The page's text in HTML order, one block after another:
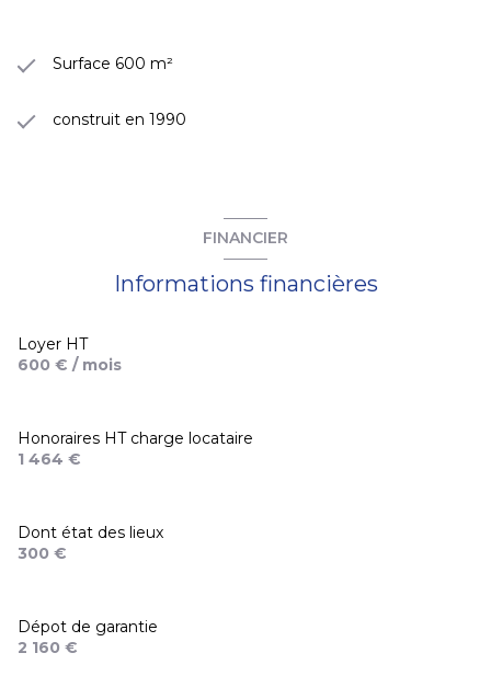
Surface 600 m²
construit en 1990
FINANCIER
Informations financières
Loyer HT
600 € / mois
Honoraires HT charge locataire
1 464 €
Dont état des lieux
300 €
Dépot de garantie
2 160 €